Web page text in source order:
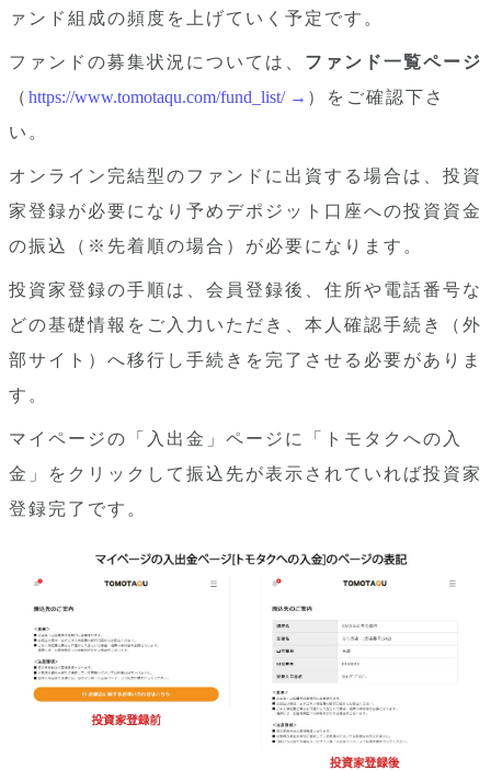
ァンド組成の頻度を上げていく予定です。
ファンドの募集状況については、 ファンド一覧ページ
（ https://www.tomotaqu.com/fund_list/ → ）をご確認下さ
い。
オンライン完結型のファンドに出資する場合は、投資
家登録が必要になり予めデポジット口座への投資資金
の振込（※先着順の場合）が必要になります。
投資家登録の手順は、会員登録後、住所や電話番号な
どの基礎情報をご入力いただき、本人確認手続き（外
部サイト）へ移行し手続きを完了させる必要がありま
す。
マイページの「入出金」ページに「トモタクへの入
金」をクリックして振込先が表示されていれば投資家
登録完了です。